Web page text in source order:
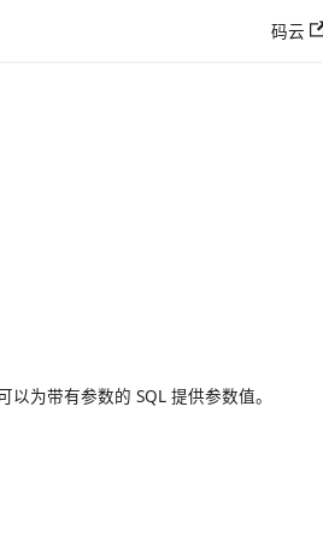
码云
为带有参数的 SQL 提供参数值。